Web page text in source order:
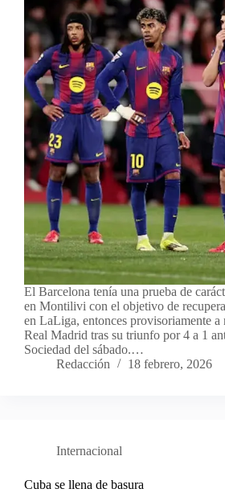
El Barcelona tenía una prueba de
en Montilivi con el objetivo de
en LaLiga, entonces provisoriamente a
Real Madrid tras su triunfo por 4 a 1
Sociedad del sábado.…
Redacción
18 febrero, 2026
Internacional
Cuba se llena de basura